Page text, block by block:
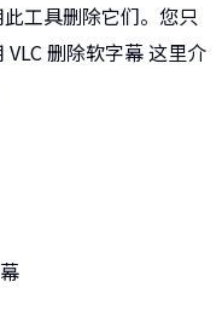
工具删除它们。您只
删除软字幕 这里介